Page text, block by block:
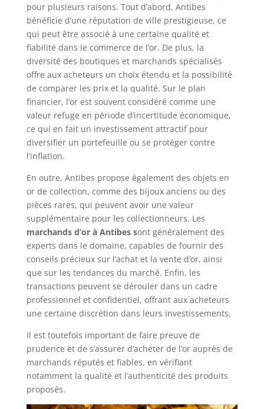
pour plusieurs raisons. Tout d’abord, Antibes
bénéficie d’une réputation de ville prestigieuse, ce
qui peut être associé à une certaine qualité et
fiabilité dans le commerce de l’or. De plus, la
diversité des boutiques et marchands spécialisés
offre aux acheteurs un choix étendu et la possibilité
de comparer les prix et la qualité. Sur le plan
financier, l’or est souvent considéré comme une
valeur refuge en période d’incertitude économique,
ce qui en fait un investissement attractif pour
diversifier un portefeuille ou se protéger contre
l’inflation.
En outre, Antibes propose également des objets en
or de collection, comme des bijoux anciens ou des
pièces rares, qui peuvent avoir une valeur
supplémentaire pour les collectionneurs. Les
marchands d’or à Antibes sont généralement des
experts dans le domaine, capables de fournir des
conseils précieux sur l’achat et la vente d’or, ainsi
que sur les tendances du marché. Enfin, les
transactions peuvent se dérouler dans un cadre
professionnel et confidentiel, offrant aux acheteurs
une certaine discrétion dans leurs investissements.
Il est toutefois important de faire preuve de
prudence et de s’assurer d’acheter de l’or auprès de
marchands réputés et fiables, en vérifiant
notamment la qualité et l’authenticité des produits
proposés.